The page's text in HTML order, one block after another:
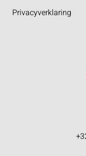
Privacyverklaring